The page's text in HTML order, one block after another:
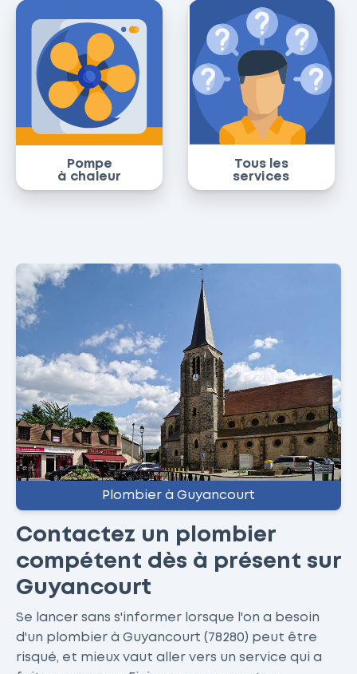
Pompe
à chaleur
Tous les
services
Plombier à Guyancourt
Contactez un plombier
compétent dès à présent sur
Guyancourt
Se lancer sans s'informer lorsque l'on a besoin
d'un plombier à Guyancourt (78280) peut être
risqué, et mieux vaut aller vers un service qui a